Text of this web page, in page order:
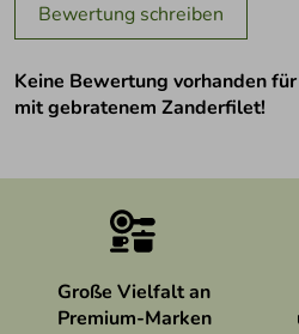
Bewertung schreiben
Keine Bewertung vorhanden
mit gebratenem Zanderfilet!
Große Vielfalt an
Premium-Marken